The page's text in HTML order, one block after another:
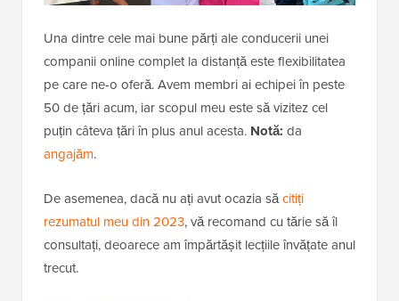
Una dintre cele mai bune părți ale conducerii unei
companii online complet la distanță este flexibilitatea
pe care ne-o oferă. Avem membri ai echipei în peste
50 de țări acum, iar scopul meu este să vizitez cel
puțin câteva țări în plus anul acesta. Notă: da
angajăm.
De asemenea, dacă nu ați avut ocazia săcitiți
rezumatul meu din 2023, vă recomand cu tărie să îl
consultați, deoarece am împărtășit lecțiile învățate anul
trecut.